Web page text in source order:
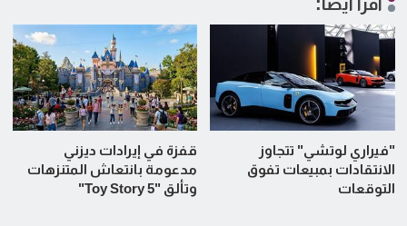
"فيراري لوتشي" تتجاوز
الانتقادات بمبيعات تفوق
التوقعات
قفزة في إيرادات ديزني
مدعومة بانتعاش المتنزهات
وتألق "Toy Story 5"